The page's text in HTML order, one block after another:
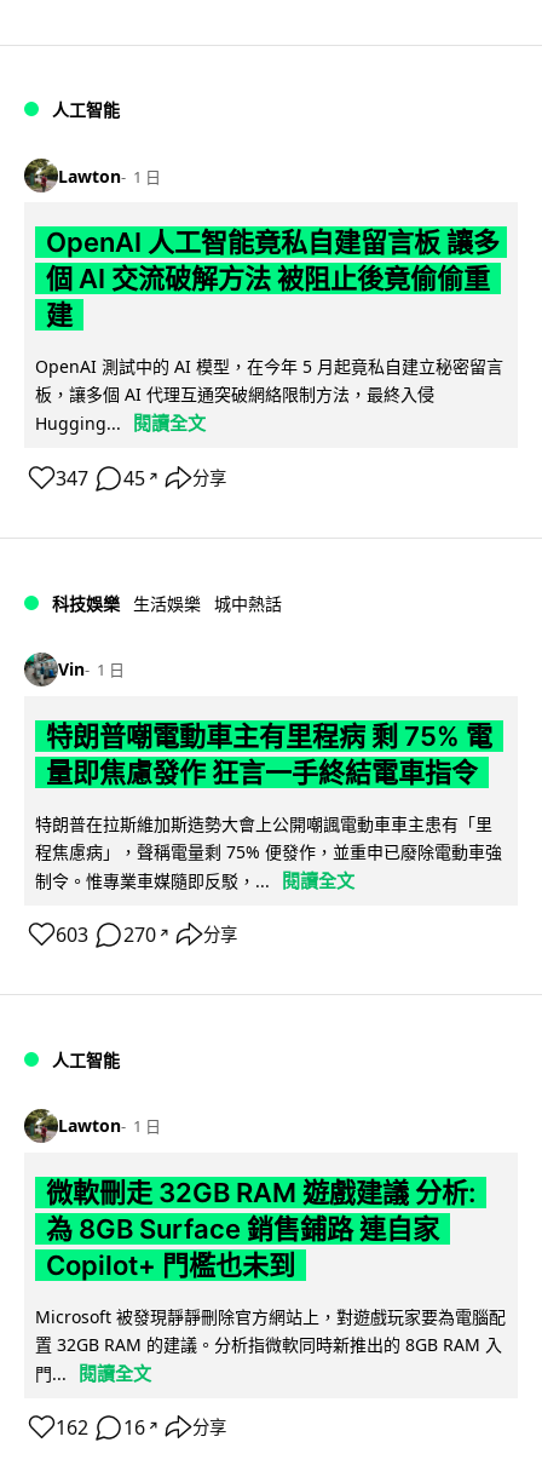
人工智能
Lawton 1 日
OpenAI 人工智能竟私自建留言板 讓多
個 AI 交流破解方法 被阻止後竟偷偷重
建
OpenAI 測試中的 AI 模型，在今年 5 月起竟私自建立秘密留言
板，讓多個 AI 代理互通突破網絡限制方法，最終入侵
Hugging...
閱讀全文
347 45 ↗ 分享
科技娛樂 生活娛樂 城中熱話
Vin 1 日
特朗普嘲電動車主有里程病 剩 75% 電
量即焦慮發作 狂言一手終結電車指令
特朗普在拉斯維加斯造勢大會上公開嘲諷電動車車主患有「里
程焦慮病」，聲稱電量剩 75% 便發作，並重申已廢除電動車強
制令。惟專業車媒隨即反駁，...
閱讀全文
603 270 ↗ 分享
人工智能
Lawton 1 日
微軟刪走 32GB RAM 遊戲建議 分析:
為 8GB Surface 銷售鋪路 連自家
Copilot+ 門檻也未到
Microsoft 被發現靜靜刪除官方網站上，對遊戲玩家要為電腦配
置 32GB RAM 的建議。分析指微軟同時新推出的 8GB RAM 入
門...
閱讀全文
162 16 ↗ 分享